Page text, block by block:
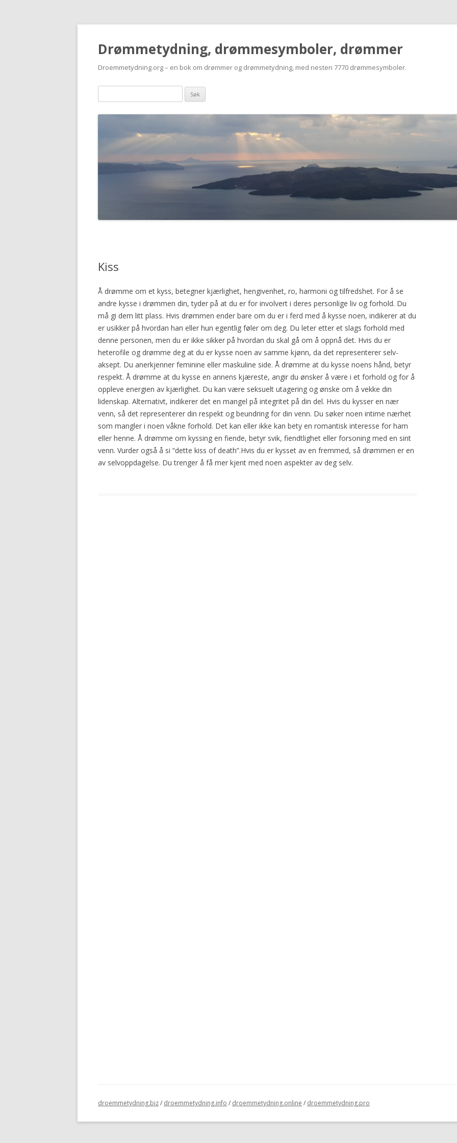
Drømmetydning, drømmesymboler, drømmer
Droemmetydning.org – en bok om drømmer og drømmetydning, med nesten 7770 drømmesymboler.
søk:
Kiss
Å drømme om et kyss, betegner kjærlighet, hengivenhet, ro, harmoni og tilfredshet. For å se
andre kysse i drømmen din, tyder på at du er for involvert i deres personlige liv og forhold. Du
må gi dem litt plass. Hvis drømmen ender bare om du er i ferd med å kysse noen, indikerer at du
er usikker på hvordan han eller hun egentlig føler om deg. Du leter etter et slags forhold med
denne personen, men du er ikke sikker på hvordan du skal gå om å oppnå det. Hvis du er
heterofile og drømme deg at du er kysse noen av samme kjønn, da det representerer selv-
aksept. Du anerkjenner feminine eller maskuline side. Å drømme at du kysse noens hånd, betyr
respekt. Å drømme at du kysse en annens kjæreste, angir du ønsker å være i et forhold og for å
oppleve energien av kjærlighet. Du kan være seksuelt utagering og ønske om å vekke din
lidenskap. Alternativt, indikerer det en mangel på integritet på din del. Hvis du kysser en nær
venn, så det representerer din respekt og beundring for din venn. Du søker noen intime nærhet
som mangler i noen våkne forhold. Det kan eller ikke kan bety en romantisk interesse for ham
eller henne. Å drømme om kyssing en fiende, betyr svik, fiendtlighet eller forsoning med en sint
venn. Vurder også å si “dette kiss of death”.Hvis du er kysset av en fremmed, så drømmen er en
av selvoppdagelse. Du trenger å få mer kjent med noen aspekter av deg selv.
droemmetydning.biz/ droemmetydning.info / droemmetydning.online / droemmetydning.pro